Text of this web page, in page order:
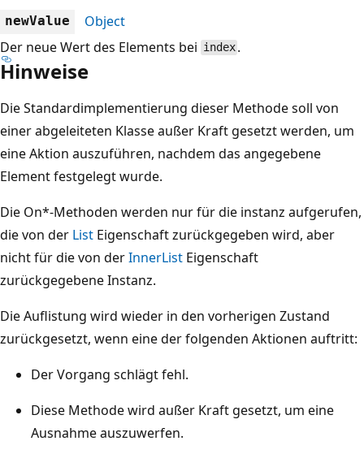
newValue
Object
Der neue Wert des Elements bei index .
Hinweise
Die Standardimplementierung dieser Methode soll von
einer abgeleiteten Klasse außer Kraft gesetzt werden, um
eine Aktion auszuführen, nachdem das angegebene
Element festgelegt wurde.
Die On*-Methoden werden nur für die instanz aufgerufen,
die von der List Eigenschaft zurückgegeben wird, aber
nicht für die von derInnerList Eigenschaft
zurückgegebene Instanz.
Die Auflistung wird wieder in den vorherigen Zustand
zurückgesetzt, wenn eine der folgenden Aktionen auftritt:
Der Vorgang schlägt fehl.
Diese Methode wird außer Kraft gesetzt, um eine
Ausnahme auszuwerfen.